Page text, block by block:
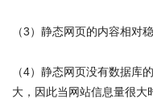
（3）静态网页的内容相对
（4）静态网页没有数据库
大，因此当网站信息量很大